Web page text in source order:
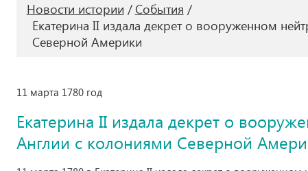
Новости истории
События
Екатерина II издала декрет о вооруженном
Северной Америки
11 марта 1780 год
Екатерина II издала декрет о
Англии с колониями Северной